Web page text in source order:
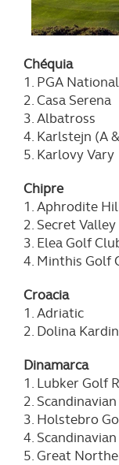
Chéquia
1. PGA
2. Casa Serena
3. Albatross
4. Karlstejn (A
5. Karlovy Vary
Chipre
1. Aphrodite
2. Secret Valley
3. Elea Golf
4. Minthis Golf
Croacia
1. Adriatic
2. Dolina
Dinamarca
1. Lubker Golf
2.
3. Holstebro
4.
5. Great